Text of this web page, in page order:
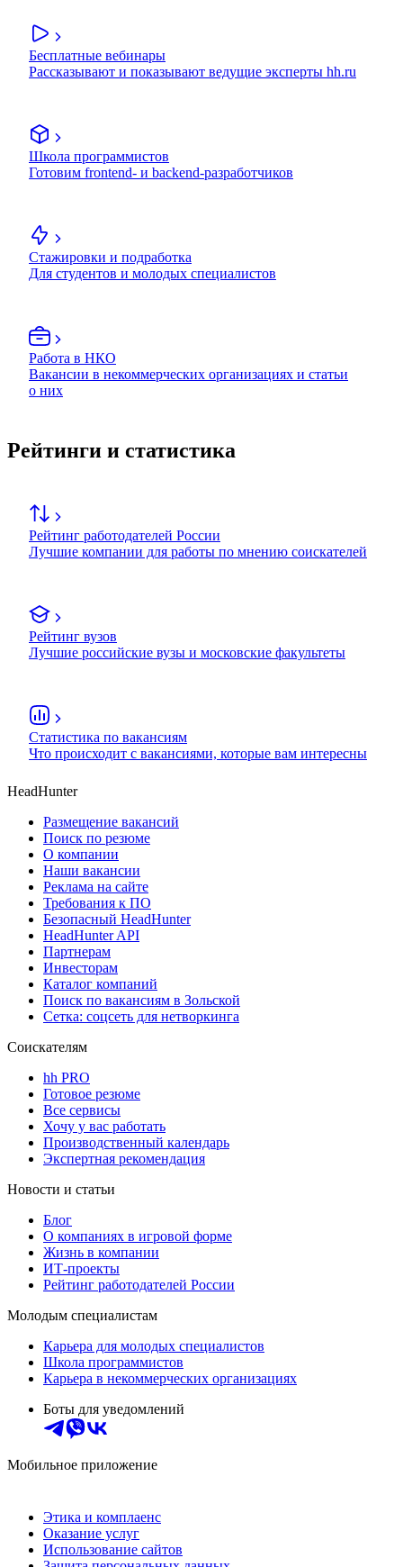
Бесплатные вебинары
Рассказывают и показывают ведущие эксперты hh.ru
Школа программистов
Готовим frontend- и backend-разработчиков
Стажировки и подработка
Для студентов и молодых специалистов
Работа в НКО
Вакансии в некоммерческих организациях и статьи
о них
Рейтинги и статистика
Рейтинг работодателей России
Лучшие компании для работы по мнению соискателей
Рейтинг вузов
Лучшие российские вузы и московские факультеты
Статистика по вакансиям
Что происходит с вакансиями, которые вам интересны
HeadHunter
Размещение вакансий
Поиск по резюме
О компании
Наши вакансии
Реклама на сайте
Требования к ПО
Безопасный HeadHunter
HeadHunter API
Партнерам
Инвесторам
Каталог компаний
Поиск по вакансиям в Зольской
Сетка: соцсеть для нетворкинга
Соискателям
hh PRO
Готовое резюме
Все сервисы
Хочу у вас работать
Производственный календарь
Экспертная рекомендация
Новости и статьи
Блог
О компаниях в игровой форме
Жизнь в компании
ИТ-проекты
Рейтинг работодателей России
Молодым специалистам
Карьера для молодых специалистов
Школа программистов
Карьера в некоммерческих организациях
Боты для уведомлений
Мобильное приложение
Этика и комплаенс
Оказание услуг
Использование сайтов